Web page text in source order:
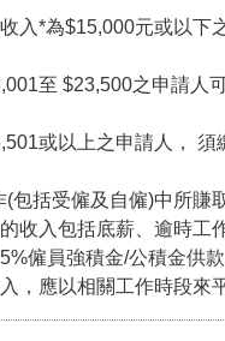
入*為$15,000元或以下
至 $23,500之申請人
或以上之申請人， 須
(包括受僱及自僱)中所賺
收入包括底薪、逾時工
僱員強積金/公積金供
，應以相關工作時段來